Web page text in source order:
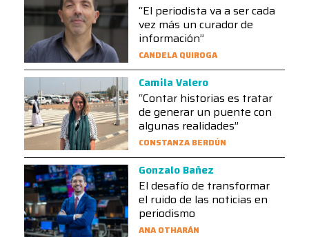
“El periodista va a ser cada
vez más un curador de
información”
CANDELA QUIROGA
Camila Valero
“Contar historias es tratar
de generar un puente con
algunas realidades”
CONSTANZA BERDÚN
Gonzalo Bañez
El desafío de transformar
el ruido de las noticias en
periodismo
ANA OTHARÁN